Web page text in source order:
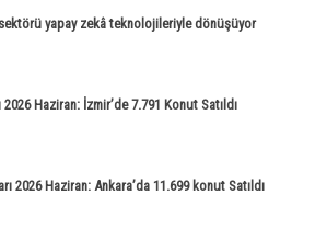
yapay zekâ teknolojileriyle dönüşüyor
Haziran: İzmir’de 7.791 Konut Satıldı
2026 Haziran: Ankara’da 11.699 konut Satıldı